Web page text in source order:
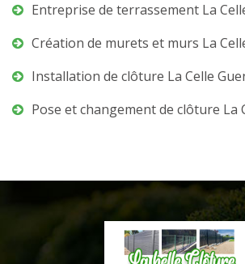
Entreprise de terrassement La
Création de murets et murs La
Installation de clôture La Celle
Pose et changement de clôture La